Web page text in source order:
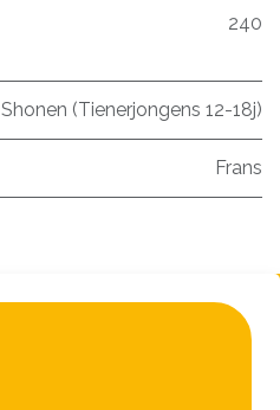
240
Shonen (Tienerjongens 12-18j)
Frans